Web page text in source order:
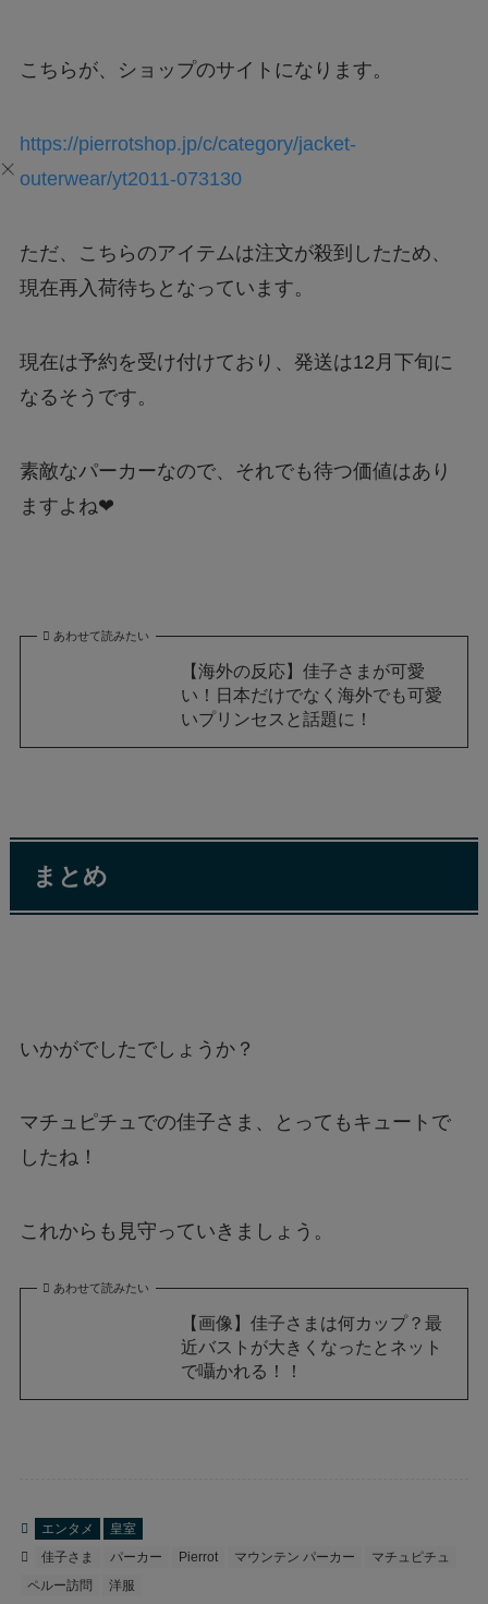
こちらが、ショップのサイトになります。
https://pierrotshop.jp/c/category/jacket-
outerwear/yt2011-073130
ただ、こちらのアイテムは注文が殺到したため、
現在再入荷待ちとなっています。
現在は予約を受け付けており、発送は12月下旬に
なるそうです。
素敵なパーカーなので、それでも待つ価値はあり
ますよね❤︎
あわせて読みたい
【海外の反応】佳子さまが可愛
い！日本だけでなく海外でも可愛
いプリンセスと話題に！
まとめ
いかがでしたでしょうか？
マチュピチュでの佳子さま、とってもキュートで
したね！
これからも見守っていきましょう。
あわせて読みたい
【画像】佳子さまは何カップ？最
近バストが大きくなったとネット
で囁かれる！！
エンタメ
皇室
佳子さま
パーカー Pierrot マウンテン パーカー
マチュピチュ
ペルー訪問
洋服